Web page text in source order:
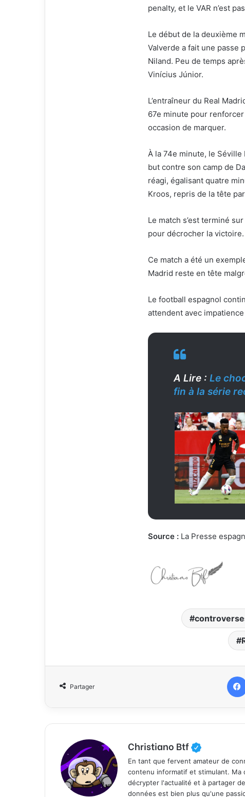
penalty, et le VAR n’est
Le début de la deuxième
Valverde a fait une passe
Niland. Peu de temps
Vinícius Júnior.
L’entraîneur du Real
67e minute pour
occasion de marquer.
À la 74e minute, le Séville
but contre son camp de
réagi, égalisant quatre
Kroos, repris de la tête
Le match s’est terminé
pour décrocher la victoire.
Ce match a été un
Madrid reste en tête
Le football espagnol
attendent avec
A Lire : Le
fin à la série
Source : La Presse
Partager
Christiano Btf
En tant que fervent amateur de
contenu informatif et stimulant. Ma
décrypter l'actualité et à partager
données est bien plus qu'une